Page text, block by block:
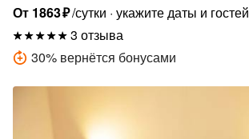
От 1863₽/сутки укажите даты и гостей
3 отзыва
30% вернётся бонусами